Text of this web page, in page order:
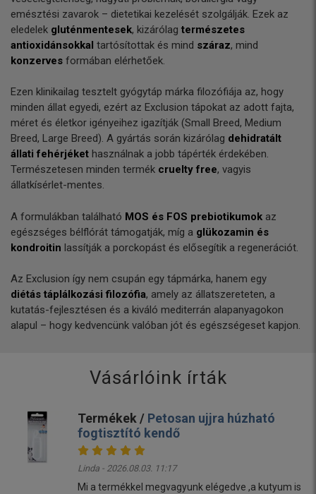
emésztési zavarok – dietetikai kezelését szolgálják. Ezek az
eledelek gluténmentesek, kizárólag természetes
antioxidánsokkal tartósítottak és mind száraz, mind
konzerves formában elérhetőek.
Ezen klinikailag tesztelt gyógytáp márka filozófiája az, hogy
minden állat egyedi, ezért az Exclusion tápokat az adott fajta,
méret és életkor igényeihez igazítják (Small Breed, Medium
Breed, Large Breed). A gyártás során kizárólag dehidratált
állati fehérjéket használnak a jobb tápérték érdekében.
Természetesen minden termék cruelty free, vagyis
állatkísérlet-mentes.
A formulákban található MOS és FOS prebiotikumok az
egészséges bélflórát támogatják, míg a glükozamin és
kondroitin lassítják a porckopást és elősegítik a regenerációt.
Az Exclusion így nem csupán egy tápmárka, hanem egy
diétás táplálkozási filozófia, amely az állatszereteten, a
kutatás-fejlesztésen és a kiváló mediterrán alapanyagokon
alapul – hogy kedvencünk valóban jót és egészségeset kapjon.
Vásárlóink írták
Termékek / Petosan ujjra húzható
fogtisztító kendő
Linda - 2026.08.03. 11:17
Mi a termékkel megvagyunk elégedve ,a kutyum is